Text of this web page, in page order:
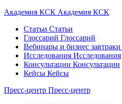
Академия КСК Академия КСК
Статьи Статьи
Глоссарий Глоссарий
Вебинары и бизнес завтраки
Исследования Исследования
Консультации Консультации
Кейсы Кейсы
Пресс-центр Пресс-центр